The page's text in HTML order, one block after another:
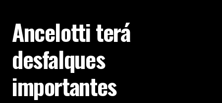
Ancelotti terá
desfalques
importantes